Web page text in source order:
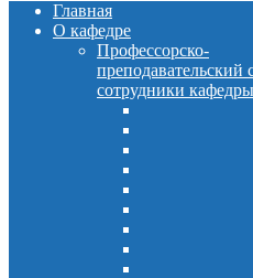
Главная
О кафедре
Профессорско-
преподавательский
сотрудники кафедры